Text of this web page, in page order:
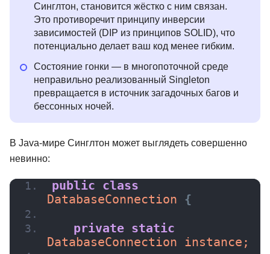
Синглтон, становится жёстко с ним связан.
Это противоречит принципу инверсии
зависимостей (DIP из принципов SOLID), что
потенциально делает ваш код менее гибким.
Состояние гонки — в многопоточной среде
неправильно реализованный Singleton
превращается в источник загадочных багов и
бессонных ночей.
В Java-мире Синглтон может выглядеть совершенно
невинно:
public
class
DatabaseConnection {
private static
DatabaseConnection instance;